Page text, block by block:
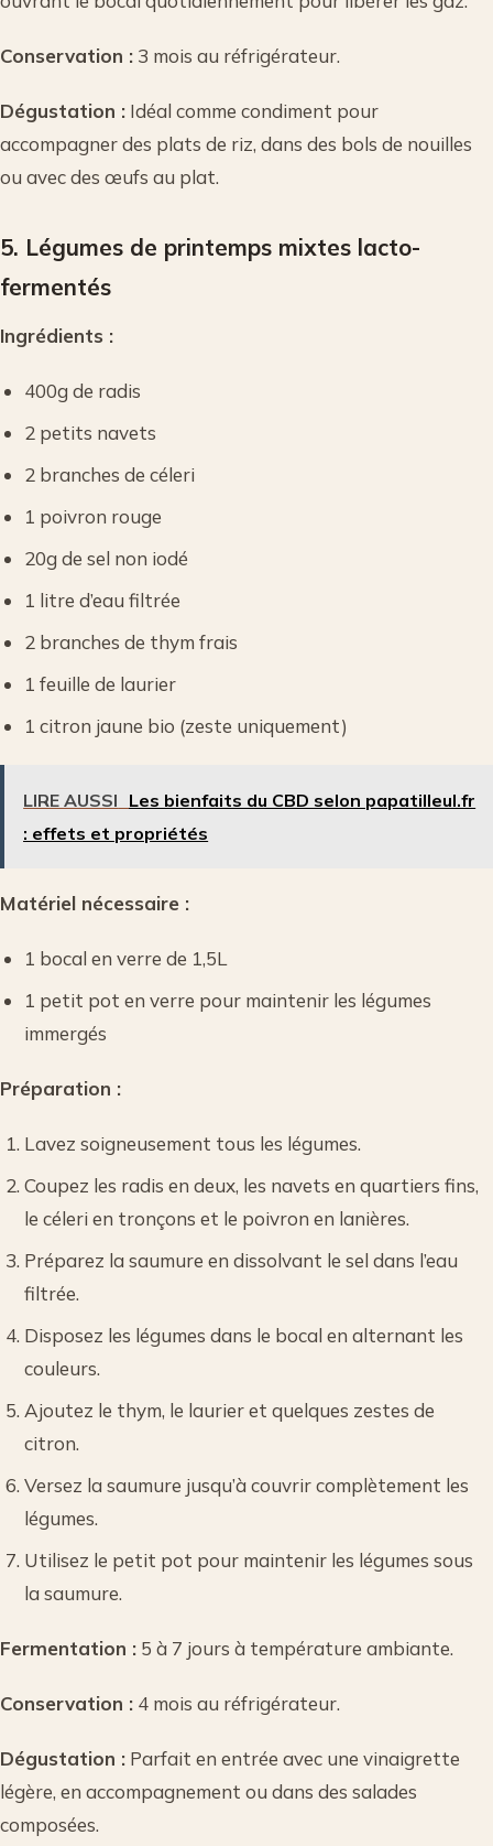
Conservation : 3 mois au réfrigérateur.
Dégustation : Idéal comme condiment pour
accompagner des plats de riz, dans des bols de nouilles
ou avec des œufs au plat.
5. Légumes de printemps mixtes lacto-
fermentés
Ingrédients :
400g de radis
2 petits navets
2 branches de céleri
1 poivron rouge
20g de sel non iodé
1 litre d’eau filtrée
2 branches de thym frais
1 feuille de laurier
1 citron jaune bio (zeste uniquement)
LIRE AUSSI Les bienfaits du CBD selon papatilleul.fr
: effets et propriétés
Matériel nécessaire :
1 bocal en verre de 1,5L
1 petit pot en verre pour maintenir les légumes
immergés
Préparation :
Lavez soigneusement tous les légumes.
Coupez les radis en deux, les navets en quartiers fins,
le céleri en tronçons et le poivron en lanières.
Préparez la saumure en dissolvant le sel dans l’eau
filtrée.
Disposez les légumes dans le bocal en alternant les
couleurs.
Ajoutez le thym, le laurier et quelques zestes de
citron.
Versez la saumure jusqu’à couvrir complètement les
légumes.
Utilisez le petit pot pour maintenir les légumes sous
la saumure.
Fermentation : 5 à 7 jours à température ambiante.
Conservation : 4 mois au réfrigérateur.
Dégustation : Parfait en entrée avec une vinaigrette
légère, en accompagnement ou dans des salades
composées.